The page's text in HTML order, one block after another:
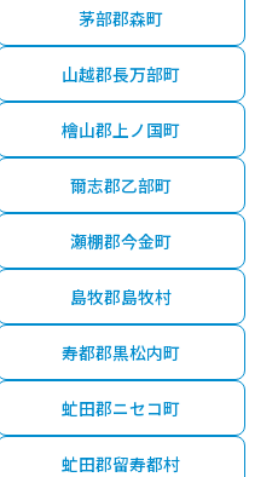
茅部郡森町
山越郡長万部町
檜山郡上ノ国町
爾志郡乙部町
瀬棚郡今金町
島牧郡島牧村
寿都郡黒松内町
虻田郡ニセコ町
虻田郡留寿都村